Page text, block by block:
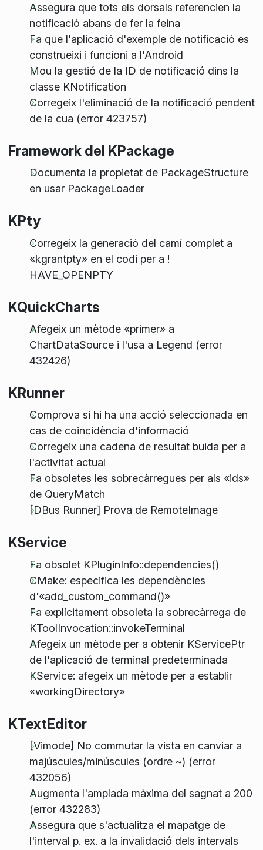
Assegura que tots els dorsals referencien la
notificació abans de fer la feina
Fa que l'aplicació d'exemple de notificació es
construeixi i funcioni a l'Android
Mou la gestió de la ID de notificació dins la
classe KNotification
Corregeix l'eliminació de la notificació pendent
de la cua (error 423757)
Framework del KPackage
Documenta la propietat de PackageStructure
en usar PackageLoader
KPty
Corregeix la generació del camí complet a
«kgrantpty» en el codi per a !
HAVE_OPENPTY
KQuickCharts
Afegeix un mètode «primer» a
ChartDataSource i l'usa a Legend (error
432426)
KRunner
Comprova si hi ha una acció seleccionada en
cas de coincidència d'informació
Corregeix una cadena de resultat buida per a
l'activitat actual
Fa obsoletes les sobrecàrregues per als «ids»
de QueryMatch
[DBus Runner] Prova de RemoteImage
KService
Fa obsolet KPluginInfo::dependencies()
CMake: especifica les dependències
d'«add_custom_command()»
Fa explícitament obsoleta la sobrecàrrega de
KToolInvocation::invokeTerminal
Afegeix un mètode per a obtenir KServicePtr
de l'aplicació de terminal predeterminada
KService: afegeix un mètode per a establir
«workingDirectory»
KTextEditor
[Vimode] No commutar la vista en canviar a
majúscules/minúscules (ordre ~) (error
432056)
Augmenta l'amplada màxima del sagnat a 200
(error 432283)
Assegura que s'actualitza el mapatge de
l'interval p. ex. a la invalidació dels intervals